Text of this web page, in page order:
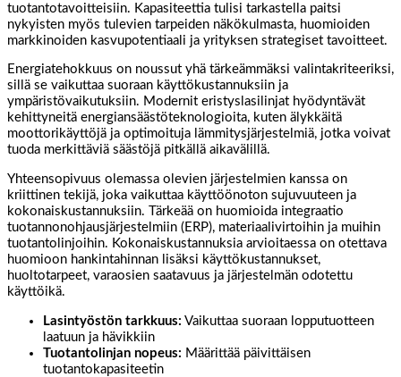
tuotantotavoitteisiin. Kapasiteettia tulisi tarkastella paitsi
nykyisten myös tulevien tarpeiden näkökulmasta, huomioiden
markkinoiden kasvupotentiaali ja yrityksen strategiset tavoitteet.
Energiatehokkuus on noussut yhä tärkeämmäksi valintakriteeriksi,
sillä se vaikuttaa suoraan käyttökustannuksiin ja
ympäristövaikutuksiin. Modernit eristyslasilinjat hyödyntävät
kehittyneitä energiansäästöteknologioita, kuten älykkäitä
moottorikäyttöjä ja optimoituja lämmitysjärjestelmiä, jotka voivat
tuoda merkittäviä säästöjä pitkällä aikavälillä.
Yhteensopivuus olemassa olevien järjestelmien kanssa on
kriittinen tekijä, joka vaikuttaa käyttöönoton sujuvuuteen ja
kokonaiskustannuksiin. Tärkeää on huomioida integraatio
tuotannonohjausjärjestelmiin (ERP), materiaalivirtoihin ja muihin
tuotantolinjoihin. Kokonaiskustannuksia arvioitaessa on otettava
huomioon hankintahinnan lisäksi käyttökustannukset,
huoltotarpeet, varaosien saatavuus ja järjestelmän odotettu
käyttöikä.
Lasintyöstön tarkkuus: Vaikuttaa suoraan lopputuotteen
laatuun ja hävikkiin
Tuotantolinjan nopeus: Määrittää päivittäisen
tuotantokapasiteetin